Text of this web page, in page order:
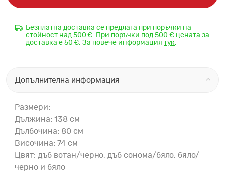
Безплатна доставка се предлага при поръчки на
стойност над 500 €. При поръчки под 500 € цената за
доставка е 50 €. За повече информация тук.
Допълнителна информация
Размери:
Дължина: 138 см
Дълбочина: 80 см
Височина: 74 см
Цвят: дъб вотан/черно, дъб сонома/бяло, бяло/
черно и бяло